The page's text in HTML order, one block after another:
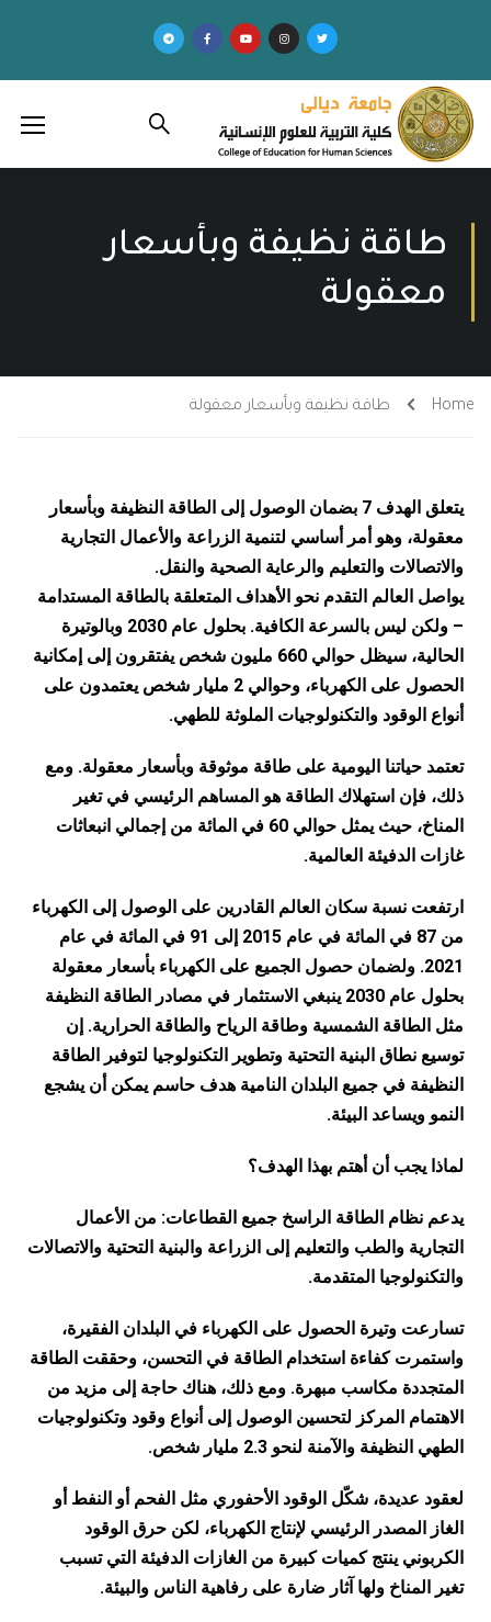
طاقة نظيفة وبأسعار
معقولة
Home طاقة نظيفة وبأسعار معقولة
يتعلق الهدف 7 بضمان الوصول إلى الطاقة النظيفة وبأسعار
معقولة، وهو أمر أساسي لتنمية الزراعة والأعمال التجارية
والاتصالات والتعليم والرعاية الصحية والنقل.
يواصل العالم التقدم نحو الأهداف المتعلقة بالطاقة المستدامة
– ولكن ليس بالسرعة الكافية. بحلول عام 2030 وبالوتيرة
الحالية، سيظل حوالي 660 مليون شخص يفتقرون إلى إمكانية
الحصول على الكهرباء، وحوالي 2 مليار شخص يعتمدون على
أنواع الوقود والتكنولوجيات الملوثة للطهي.
تعتمد حياتنا اليومية على طاقة موثوقة وبأسعار معقولة. ومع
ذلك، فإن استهلاك الطاقة هو المساهم الرئيسي في تغير
المناخ، حيث يمثل حوالي 60 في المائة من إجمالي انبعاثات
غازات الدفيئة العالمية.
ارتفعت نسبة سكان العالم القادرين على الوصول إلى الكهرباء
من 87 في المائة في عام 2015 إلى 91 في المائة في عام
2021. ولضمان حصول الجميع على الكهرباء بأسعار معقولة
بحلول عام 2030 ينبغي الاستثمار في مصادر الطاقة النظيفة
مثل الطاقة الشمسية وطاقة الرياح والطاقة الحرارية. إن
توسيع نطاق البنية التحتية وتطوير التكنولوجيا لتوفير الطاقة
النظيفة في جميع البلدان النامية هدف حاسم يمكن أن يشجع
النمو ويساعد البيئة.
لماذا يجب أن أهتم بهذا الهدف؟
يدعم نظام الطاقة الراسخ جميع القطاعات: من الأعمال
التجارية والطب والتعليم إلى الزراعة والبنية التحتية والاتصالات
والتكنولوجيا المتقدمة.
تسارعت وتيرة الحصول على الكهرباء في البلدان الفقيرة،
واستمرت كفاءة استخدام الطاقة في التحسن، وحققت الطاقة
المتجددة مكاسب مبهرة. ومع ذلك، هناك حاجة إلى مزيد من
الاهتمام المركز لتحسين الوصول إلى أنواع وقود وتكنولوجيات
الطهي النظيفة والآمنة لنحو 2.3 مليار شخص.
لعقود عديدة، شكّل الوقود الأحفوري مثل الفحم أو النفط أو
الغاز المصدر الرئيسي لإنتاج الكهرباء، لكن حرق الوقود
الكربوني ينتج كميات كبيرة من الغازات الدفيئة التي تسبب
تغير المناخ ولها آثار ضارة على رفاهية الناس والبيئة.